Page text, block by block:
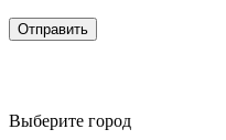
Отправить
Выберите город